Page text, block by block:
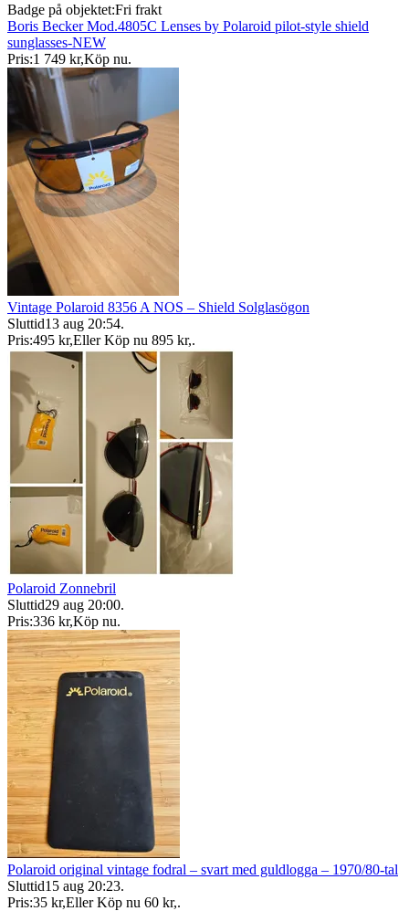
Badge på objektet:Fri frakt
Boris Becker Mod.4805C Lenses by Polaroid pilot-style shield
sunglasses-NEW
Pris:1 749 kr,Köp nu.
Vintage Polaroid 8356 A NOS – Shield Solglasögon
Sluttid13 aug 20:54.
Pris:495 kr,Eller Köp nu 895 kr,.
Polaroid Zonnebril
Sluttid29 aug 20:00.
Pris:336 kr,Köp nu.
Polaroid original vintage fodral – svart med guldlogga – 1970/80-tal
Sluttid15 aug 20:23.
Pris:35 kr,Eller Köp nu 60 kr,.